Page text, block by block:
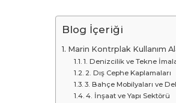
Blog İçeriği
Marin Kontrplak Kullanım
1. Denizcilik ve Tekne
2. Dış Cephe Kaplamaları
3. Bahçe Mobilyaları ve
4. İnşaat ve Yapı Sektörü